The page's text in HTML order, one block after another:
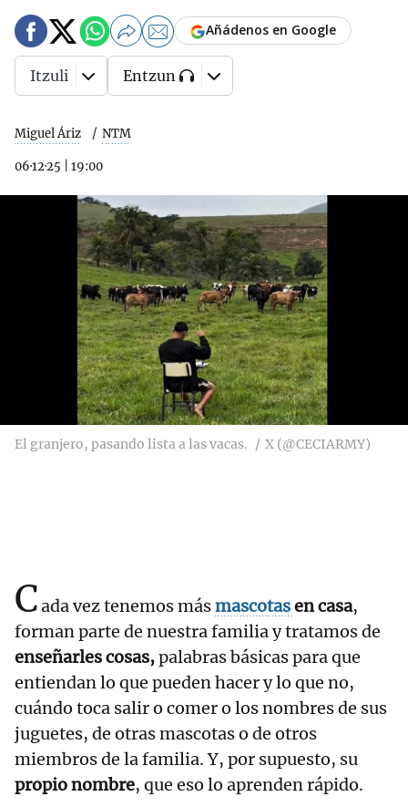
Miguel Áriz NTM
06·12·25 19:00
Añádenos en Google
Itzuli Entzun
El granjero, pasando lista a las vacas. X (@CECIARMY)
Cada vez tenemos másmascotasen casa,
forman parte de nuestra familia y tratamos de
enseñarles cosas,palabras básicas para que
entiendan lo que pueden hacer y lo que no,
cuándo toca salir o comer o los nombres de sus
juguetes, de otras mascotas o de otros
miembros de la familia. Y, por supuesto, su
propio nombre, que eso lo aprenden rápido.